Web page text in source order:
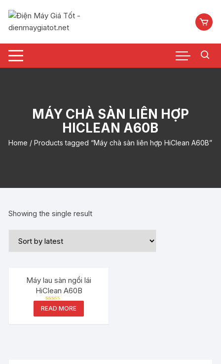
nội
MÁY CHÀ SÀN LIÊN HỢP
HICLEAN A60B
Home / Products tagged “Máy chà sàn liên hợp HiClean A60B”
Showing the single result
Máy lau sàn ngồi lái
HiClean A60B
Rated
5.00
READ MORE